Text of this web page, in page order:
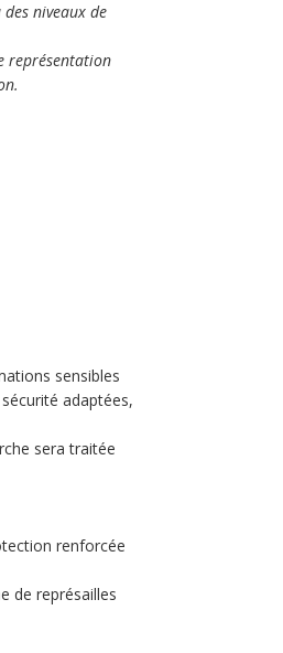
niveaux de
représentation
sensibles
adaptées,
sera traitée
renforcée
de représailles